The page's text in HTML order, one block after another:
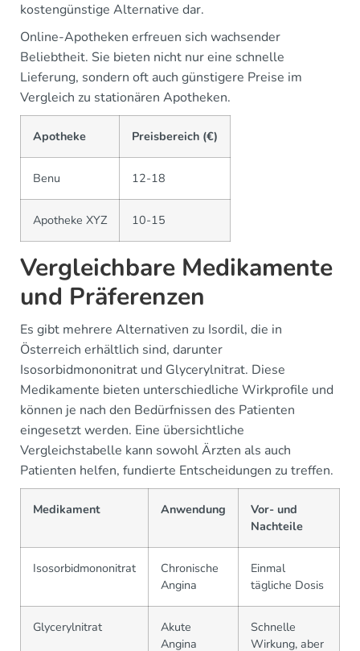
kostengünstige Alternative dar.
Online-Apotheken erfreuen sich wachsender
Beliebtheit. Sie bieten nicht nur eine schnelle
Lieferung, sondern oft auch günstigere Preise im
Vergleich zu stationären Apotheken.
Apotheke Preisbereich (€)
Benu 12-18
Apotheke XYZ 10-15
Vergleichbare Medikamente
und Präferenzen
Es gibt mehrere Alternativen zu Isordil, die in
Österreich erhältlich sind, darunter
Isosorbidmononitrat und Glycerylnitrat. Diese
Medikamente bieten unterschiedliche Wirkprofile und
können je nach den Bedürfnissen des Patienten
eingesetzt werden. Eine übersichtliche
Vergleichstabelle kann sowohl Ärzten als auch
Patienten helfen, fundierte Entscheidungen zu treffen.
Medikament Anwendung
Vor- und
Nachteile
Isosorbidmononitrat
Chronische
Angina
Einmal
tägliche Dosis
Glycerylnitrat
Akute
Angina
Schnelle
Wirkung, aber